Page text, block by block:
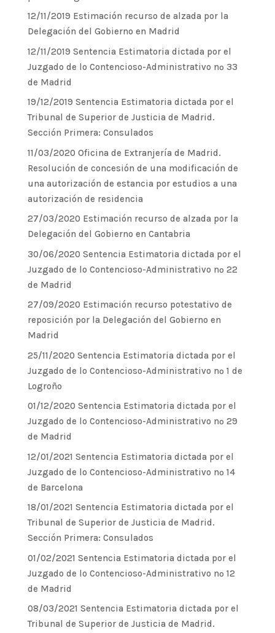
12/11/2019 Estimación recurso de alzada por la
Delegación del Gobierno en Madrid
12/11/2019 Sentencia Estimatoria dictada por el
Juzgado de lo Contencioso-Administrativo nº 33
de Madrid
19/12/2019 Sentencia Estimatoria dictada por el
Tribunal de Superior de Justicia de Madrid.
Sección Primera: Consulados
11/03/2020 Oficina de Extranjería de Madrid.
Resolución de concesión de una modificación de
una autorización de estancia por estudios a una
autorización de residencia
27/03/2020 Estimación recurso de alzada por la
Delegación del Gobierno en Cantabria
30/06/2020 Sentencia Estimatoria dictada por el
Juzgado de lo Contencioso-Administrativo nº 22
de Madrid
27/09/2020 Estimación recurso potestativo de
reposición por la Delegación del Gobierno en
Madrid
25/11/2020 Sentencia Estimatoria dictada por el
Juzgado de lo Contencioso-Administrativo nº 1 de
Logroño
01/12/2020 Sentencia Estimatoria dictada por el
Juzgado de lo Contencioso-Administrativo nº 29
de Madrid
12/01/2021 Sentencia Estimatoria dictada por el
Juzgado de lo Contencioso-Administrativo nº 14
de Barcelona
18/01/2021 Sentencia Estimatoria dictada por el
Tribunal de Superior de Justicia de Madrid.
Sección Primera: Consulados
01/02/2021 Sentencia Estimatoria dictada por el
Juzgado de lo Contencioso-Administrativo nº 12
de Madrid
08/03/2021 Sentencia Estimatoria dictada por el
Tribunal de Superior de Justicia de Madrid.